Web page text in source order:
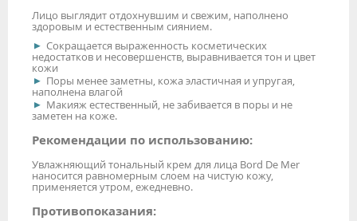
Лицо выглядит отдохнувшим и свежим, наполнено
здоровым и естественным сиянием.
Сокращается выраженность косметических
недостатков и несовершенств, выравнивается тон и цвет
кожи
Поры менее заметны, кожа эластичная и упругая,
наполнена влагой
Макияж естественный, не забивается в поры и не
заметен на коже.
Рекомендации по использованию:
Увлажняющий тональный крем для лица Bord De Mer
наносится равномерным слоем на чистую кожу,
применяется утром, ежедневно.
Противопоказания: